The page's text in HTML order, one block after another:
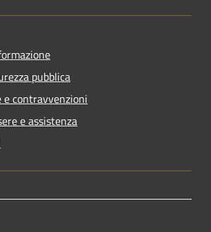
pubblica
contravvenzioni
e assistenza